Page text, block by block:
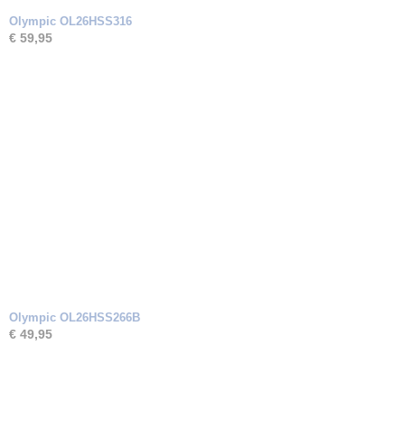
Olympic OL26HSS316
€ 59,95
Olympic OL26HSS266B
€ 49,95